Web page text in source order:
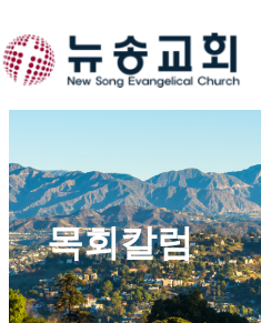
to
content
목회칼럼